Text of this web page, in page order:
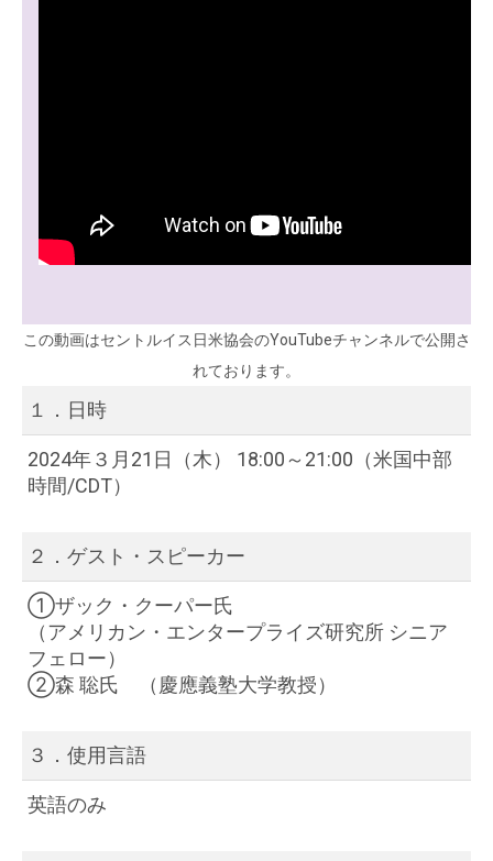
この動画はセントルイス日米協会のYouTubeチャンネルで公開さ
れております。
１．日時
2024年３月21日（木） 18:00～21:00（米国中部
時間/CDT）
２．ゲスト・スピーカー
①ザック・クーパー氏
（アメリカン・エンタープライズ研究所 シニア
フェロー）
②森 聡氏
（慶應義塾大学教授）
３．使用言語
英語のみ